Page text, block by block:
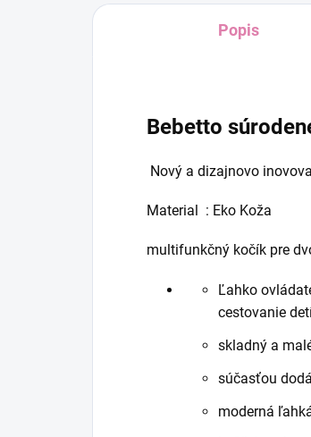
Popis
Bebetto
Nový a dizajnovo
Material : Eko Koža
multifunkčný kočík pre
Ľahko
cestovanie
skladný a
súčasťou
moderná